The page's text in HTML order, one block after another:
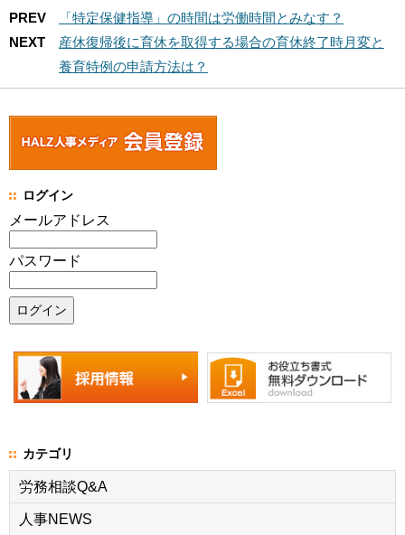
PREV
「特定保健指導」の時間は労働時間とみなす？
NEXT
産休復帰後に育休を取得する場合の育休終了時月変と
養育特例の申請方法は？
ログイン
メールアドレス
パスワード
カテゴリ
労務相談Q&A
人事NEWS